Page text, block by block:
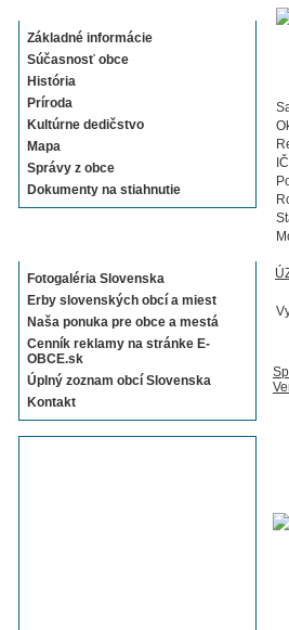
Základné informácie
Súčasnosť obce
História
Príroda
Kultúrne dedičstvo
Mapa
Správy z obce
Dokumenty na stiahnutie
Fotogaléria Slovenska
Erby slovenských obcí a miest
Naša ponuka pre obce a mestá
Cenník reklamy na stránke E-
OBCE.sk
Úplný zoznam obcí Slovenska
Kontakt